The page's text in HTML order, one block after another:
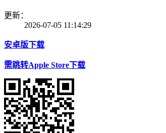
更新：
2026-07-05 11:14:29
安卓版下载
需跳转Apple Store下载